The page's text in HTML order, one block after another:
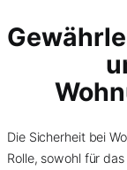
Die Sicherheit bei
Rolle, sowohl für